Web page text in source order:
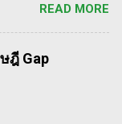
จะไม่ตระหนกเมื่อ
ทุนไปแค่ 10% เอง
อะไรสักอย่าง
Disciple: How
Stock Market" ที่
กเล่มก็คือ In The
Disciples:
READ MORE
ฎี Gap